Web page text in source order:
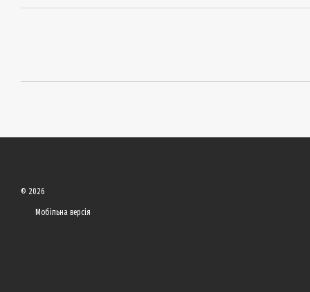
© 2026
Мобільна версія